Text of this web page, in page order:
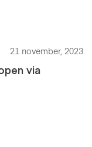
21 november, 2023
via